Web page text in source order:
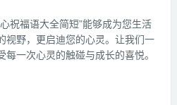
祝福语大全简短”能够成为您生活
视野，更启迪您的心灵。让我们一
一次心灵的触碰与成长的喜悦。